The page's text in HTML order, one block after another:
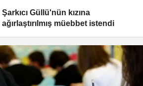
Şarkıcı Güllü'nün kızına
ağırlaştırılmış müebbet istendi